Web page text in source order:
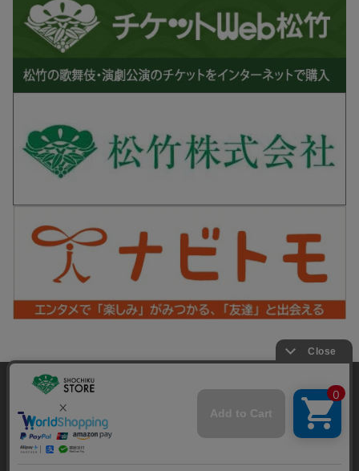
Copyright©SHOCHIKU Co.,Ltd. All Rights Reserved.
当サイトでは利用体験の向上およびコンテンツの最適な提供、ト
ラフィックの分析を目的としてCookieを使用しています。
サイトの閲覧を継続された場合、Cookieの利用に同意したことも
のといたします。
詳細については